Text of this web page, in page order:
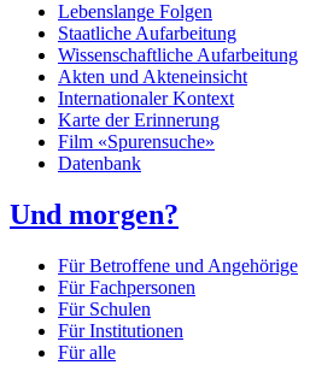
Lebenslange Folgen
Staatliche Aufarbeitung
Wissenschaftliche Aufarbeitung
Akten und Akteneinsicht
Internationaler Kontext
Karte der Erinnerung
Film «Spurensuche»
Datenbank
Und morgen?
Für Betroffene und Angehörige
Für Fachpersonen
Für Schulen
Für Institutionen
Für alle